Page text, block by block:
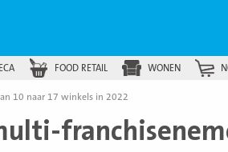
FOOD RETAIL WONEN
10 naar 17 winkels in 2022